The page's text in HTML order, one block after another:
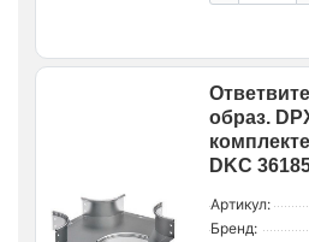
образ.
DKC
Артикул:
Бренд: